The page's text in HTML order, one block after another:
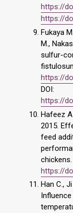
https://
https://
Fukaya
M.,
sulfur-
https://
DOI:
https://
Hafeez
2015.
feed
chickens.
https://
Han C., Ji